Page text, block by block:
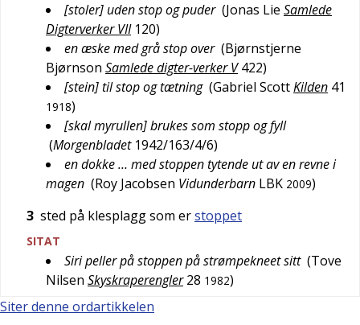
[stoler] uden stop og puder (Jonas Lie Samlede
Digterverker VII 120)
en æske med grå stop over (Bjørnstjerne
Bjørnson Samlede digter-verker V 422)
[stein] til stop og tætning (Gabriel ScottKilden 41
1918)
[skal myrullen] brukes som stopp og fyll
(Morgenbladet 1942/163/4/6)
en dokke … med stoppen tytende ut av en revne i
magen (Roy Jacobsen Vidunderbarn LBK 2009)
3 sted på klesplagg som erstoppet
SITAT
Siri peller på stoppen på strømpekneet sitt (Tove
Nilsen Skyskraperengler 28 1982)
Siter denne ordartikkelen